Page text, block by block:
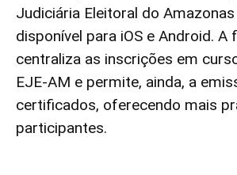
Judiciária Eleitoral do
disponível para iOS e Android. A
centraliza as inscrições em
EJE-AM e permite, ainda, a
certificados, oferecendo mais
participantes.